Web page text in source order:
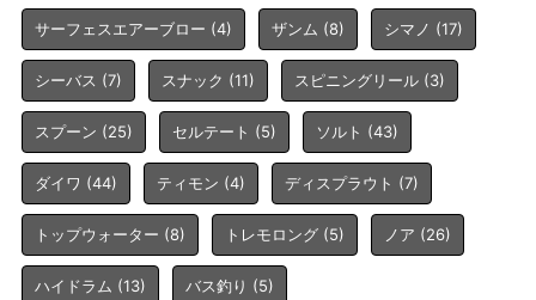
サーフェスエアーブロー (4) ザンム (8) シマノ (17)
シーバス (7) スナック (11) スピニングリール (3)
スプーン (25) セルテート (5) ソルト (43)
ダイワ (44) ティモン (4) ディスプラウト (7)
トップウォーター (8) トレモロング (5) ノア (26)
ハイドラム (13) バス釣り (5)